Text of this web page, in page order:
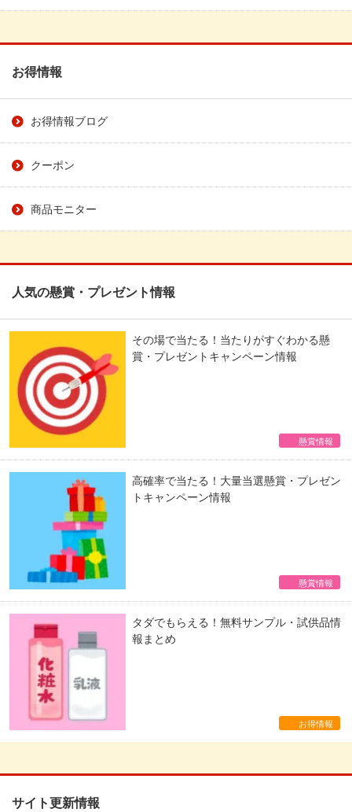
お得情報
お得情報ブログ
クーポン
商品モニター
人気の懸賞・プレゼント情報
その場で当たる！当たりがすぐわかる懸
賞・プレゼントキャンペーン情報
懸賞情報
高確率で当たる！大量当選懸賞・プレゼン
トキャンペーン情報
懸賞情報
タダでもらえる！無料サンプル・試供品情
報まとめ
お得情報
サイト更新情報